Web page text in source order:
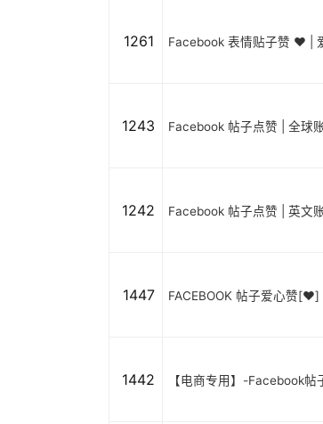
1261 Facebook 表情贴子赞 ❤️ |
1243 Facebook 帖子点赞 | 全球
1242 Facebook 帖子点赞 | 英文
1447 FACEBOOK 帖子爱心赞
1442 【电商专用】-Facebook